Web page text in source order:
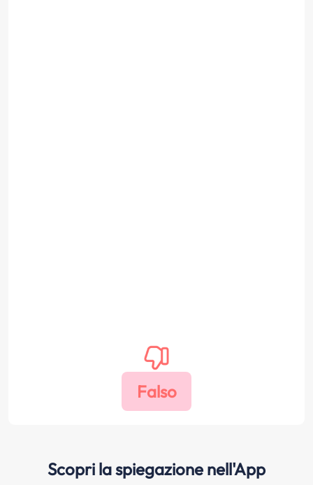
Scopri la spiegazione nell'App